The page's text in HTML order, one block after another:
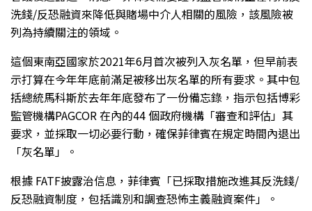
洗錢/反恐融資來降低與賭場中介人相關的風險，該風險被
列為持續關注的領域。
這個東南亞國家於2021年6月首次被列入灰名單，但早前表
示打算在今年年底前滿足被移出灰名單的所有要求。其中包
括總統馬科斯於去年年底發布了一份備忘錄，指示包括博彩
監管機構PAGCOR 在內的44 個政府機構「審查和評估」其
要求，並採取一切必要行動，確保菲律賓在規定時間內退出
「灰名單」。
根據 FATF披露治信息，菲律賓「已採取措施改進其反洗錢/
反恐融資制度，包括識別和調查恐怖主義融資案件」。